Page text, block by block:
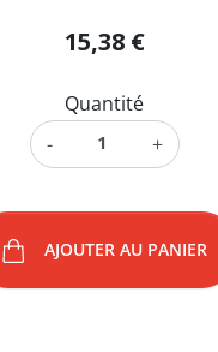
15,38 €
Quantité
-
+
AJOUTER AU PANIER